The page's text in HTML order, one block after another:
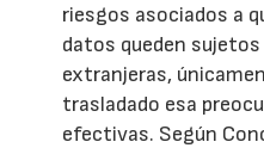
riesgos asociados a
datos queden
extranjeras,
trasladado esa
efectivas. Según